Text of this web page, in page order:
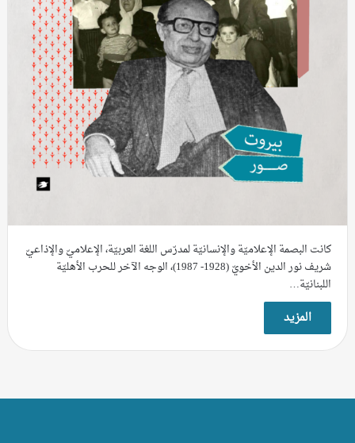
كانت البصمة الإعلاميّة والإنسانيّة لمدرّس اللغة العربيّة، الإعلاميّ والإذاعيّ
شريف نور الدين الأخويّ (1928- 1987)، الوجه الآخر للحرب الأهليّة
اللبنانيّة…
المزيد